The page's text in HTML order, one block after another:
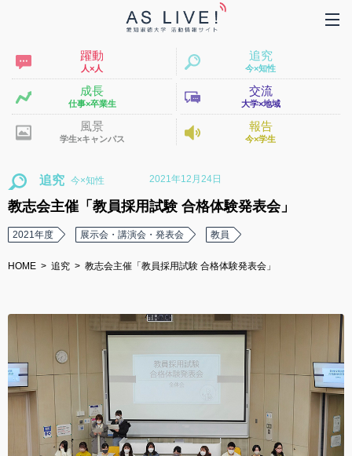
躍動
人×人
追究
今×知性
成長
仕事×卒業生
交流
大学×地域
風景
学生×キャンパス
報告
今×学生
追究 2021年12月24日
教志会主催「教員採用試験 合格体験発表会」
2021年度 展示会・講演会・発表会 教員
HOME 追究 教志会主催「教員採用試験 合格体験発表会」